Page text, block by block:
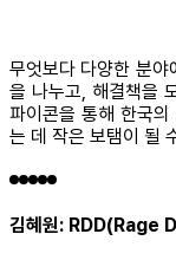
무엇보다 다양한 분
을 나누고, 해결책을
파이콘을 통해 한국
는 데 작은 보탬이 될
김혜원: